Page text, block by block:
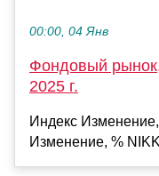
00:00, 04 Янв
Фондовый
2025 г.
Индекс
Изменение, %